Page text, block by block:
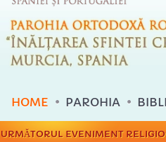
HOME PAROHIA
URMĂTORUL EVENIMENT